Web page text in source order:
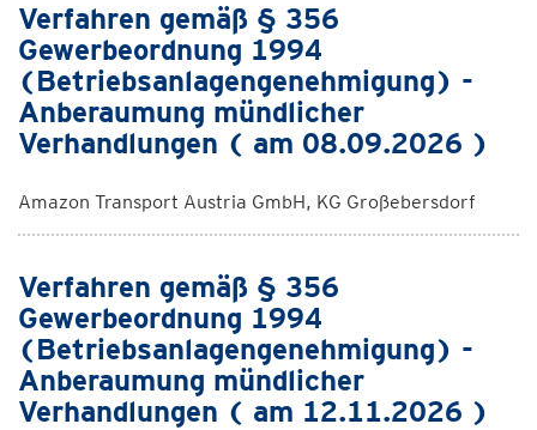
Verfahren gemäß § 356
Gewerbeordnung 1994
(Betriebsanlagengenehmigung) -
Anberaumung mündlicher
Verhandlungen ( am 08.09.2026 )
Amazon Transport Austria GmbH, KG Großebersdorf
Verfahren gemäß § 356
Gewerbeordnung 1994
(Betriebsanlagengenehmigung) -
Anberaumung mündlicher
Verhandlungen ( am 12.11.2026 )